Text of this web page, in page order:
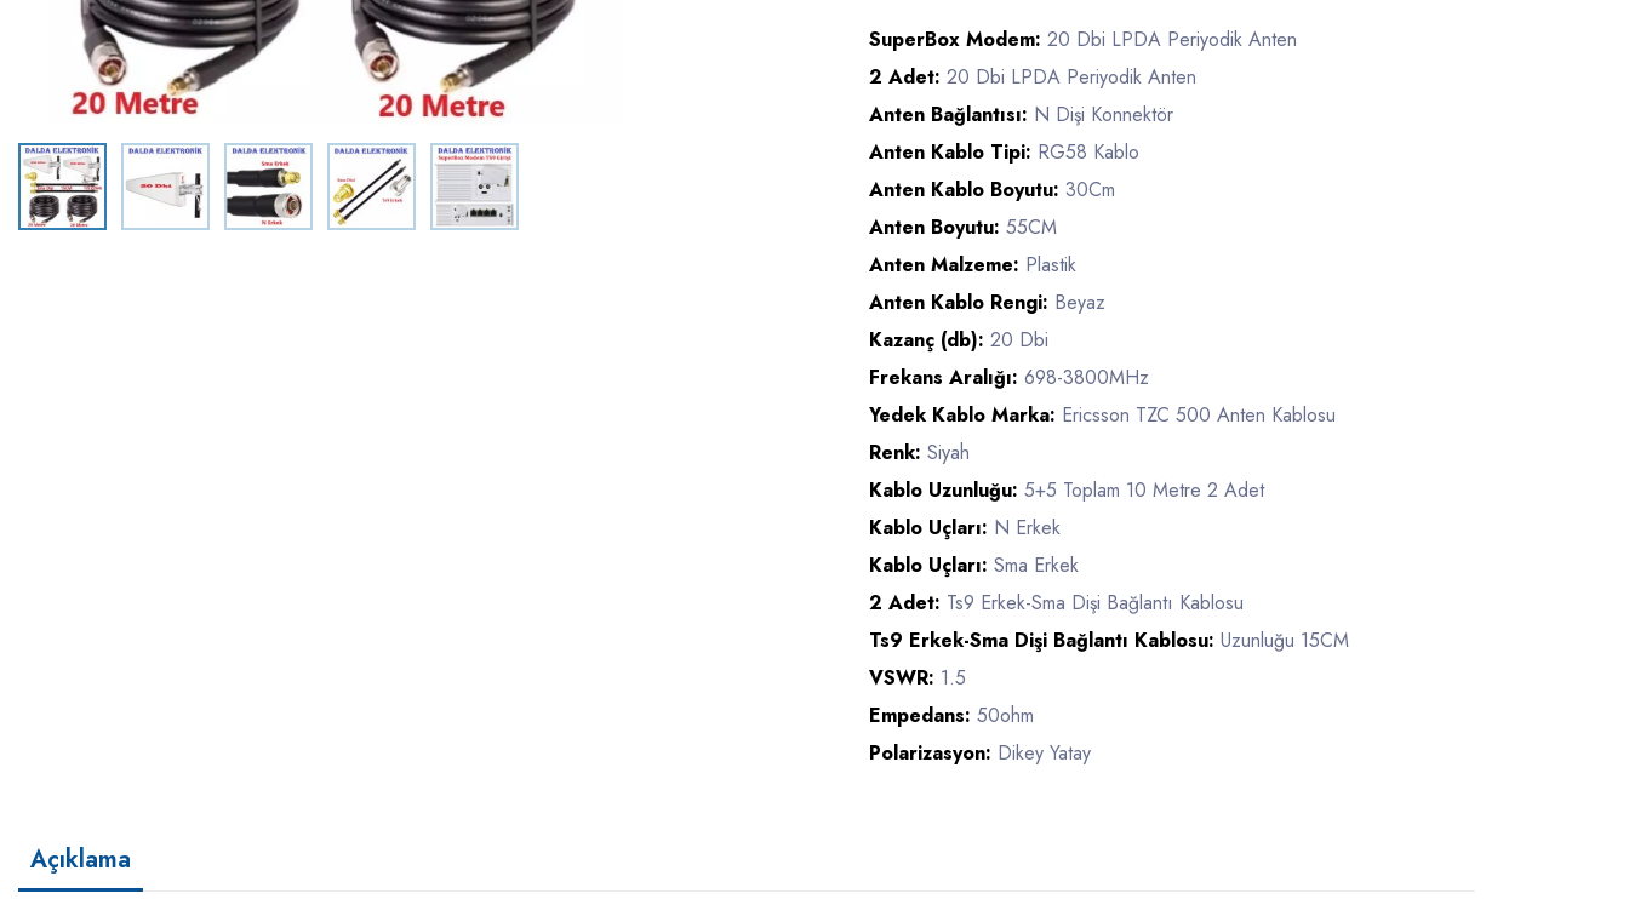
SuperBox Modem: 20 Dbi LPDA Periyodik Anten
2 Adet: 20 Dbi LPDA Periyodik Anten
Anten Bağlantısı: N Dişi Konnektör
Anten Kablo Tipi: RG58 Kablo
Anten Kablo Boyutu: 30Cm
Anten Boyutu: 55CM
Anten Malzeme: Plastik
Anten Kablo Rengi: Beyaz
Kazanç (db): 20 Dbi
Frekans Aralığı: 698-3800MHz
Yedek Kablo Marka: Ericsson TZC 500 Anten Kablosu
Renk: Siyah
Kablo Uzunluğu: 5+5 Toplam 10 Metre 2 Adet
Kablo Uçları: N Erkek
Kablo Uçları: Sma Erkek
2 Adet: Ts9 Erkek-Sma Dişi Bağlantı Kablosu
Ts9 Erkek-Sma Dişi Bağlantı Kablosu: Uzunluğu 15CM
VSWR: 1.5
Empedans: 50ohm
Polarizasyon: Dikey Yatay
Açıklama